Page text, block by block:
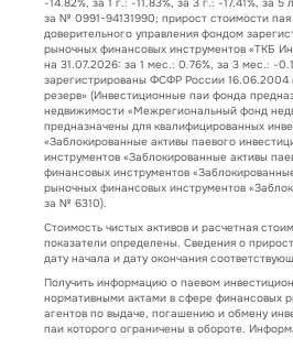
за № 0991-94131990; прирост стоимости
доверительного управления фондом
рыночных финансовых инструментов «ТКБ
на 31.07.2026: за 1 мес.: 0.76%, за 3 мес.: -
зарегистрированы ФСФР России 16.06.2004
резерв» (Инвестиционные паи фонда
недвижимости «Межрегиональный фонд
предназначены для квалифицированных
«Заблокированные активы паевого
инструментов «Заблокированные активы
финансовых инструментов
рыночных финансовых инструментов
за № 6310).
Стоимость чистых активов и расчетная
показатели определены. Сведения о
дату начала и дату окончания
Получить информацию о паевом
нормативными актами в сфере финансовых
агентов по выдаче, погашению и обмену
паи которого ограничены в обороте.